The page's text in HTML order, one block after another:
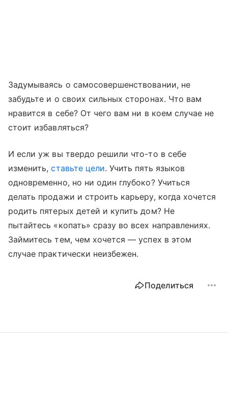
Задумываясь о самосовершенствовании, не
забудьте и о своих сильных сторонах. Что вам
нравится в себе? От чего вам ни в коем случае не
стоит избавляться?
И если уж вы твердо решили что-то в себе
изменить, ставьте цели. Учить пять языков
одновременно, но ни один глубоко? Учиться
делать продажи и строить карьеру, когда хочется
родить пятерых детей и купить дом? Не
пытайтесь «копать» сразу во всех направлениях.
Займитесь тем, чем хочется — успех в этом
случае практически неизбежен.
Поделиться